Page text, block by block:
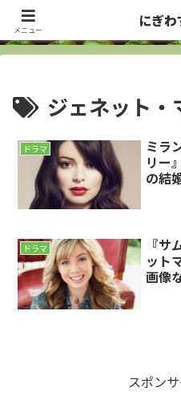
洋画・海外ドラマ俳優、セレブから
と
ジェネット・
ドラマ
ミラ
リー
の結
ドラマ
『
ット
画像
スポン
メニュー
にぎ